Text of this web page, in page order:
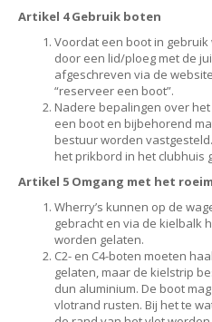
Artikel 4 Gebruik boten
Voordat een boot in
door een lid/ploeg met de
afgeschreven via de
“reserveer een boot”.
Nadere bepalingen over
een boot en bijbehorend
bestuur worden
het prikbord in het clubhuis
Artikel 5 Omgang met het
Wherry’s kunnen op de
gebracht en via de kielbalk
worden gelaten.
C2- en C4-boten moeten
gelaten, maar de kielstrip
dun aluminium. De boot
vlotrand rusten. Bij het te